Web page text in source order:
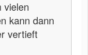
vielen
kann dann
vertieft